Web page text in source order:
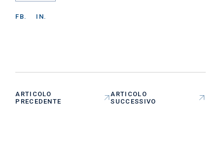
FB. IN.
ARTICOLO
PRECEDENTE
ARTICOLO
SUCCESSIVO